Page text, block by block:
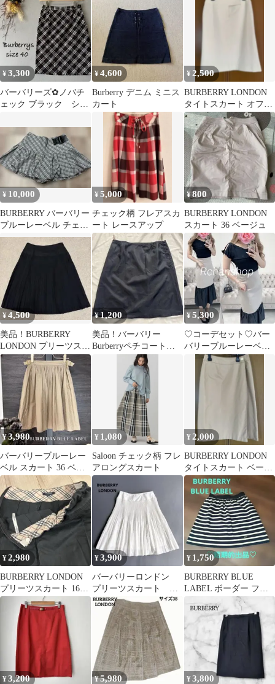
¥3,300
バーバリーズ✿ノバチ
ェック ブラック シン
テージ
¥4,600
Burberry デニム ミニス
カート
¥ 2,500
BURBERRY LONDON
タイトスカート オフホ
ワイト
¥ 10,000
BURBERRY バーバリー
ブルーレーベル チェッ
ク柄キュロットスカー
¥5,000
チェック柄 フレアスカ
ート レースアップ
¥800
BURBERRY LONDON
スカート 36 ベージュ
¥4,500
美品！BURBERRY
LONDON プリーツスカ
ート ブラック 36
¥1,200
美品！バーバリー
Burberryペチコート紺
色38Mサイズネイビー
¥5,300
♡コーデセット♡バー
バリーブルーレーベ
ル クリア 刺繍ロ
ゴ ロングスカート
¥3,980
バーバリーブルーレー
ベル スカート 36 ベー
ジュ ギャザー フレア
綿100%
¥ 1,080
Saloon チェック柄 フレ
アロングスカート
¥ 2,000
BURBERRY LONDON
タイトスカート ベージ
ュ
¥2,980
BURBERRY LONDON
プリーツスカート 160A
黒
¥3,900
バーバリーロンドン
プリーツスカート 膝
丈 薄手 裏地付き
ホワイト 38
¥ 1,750
BURBERRY BLUE
LABEL ボーダー フレ
¥3,200 ¥5,980 ¥3,800